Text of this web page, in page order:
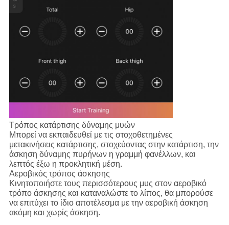
Τρόπος κατάρτισης δύναμης μυών
Μπορεί να εκπαιδευθεί με τις στοχοθετημένες
μετακινήσεις κατάρτισης, στοχεύοντας στην κατάρτιση, την
άσκηση δύναμης πυρήνων η γραμμή φανέλλων, και
λεπτός έξω η προκλητική μέση.
Αεροβικός τρόπος άσκησης
Κινητοποιήστε τους περισσότερους μυς στον αεροβικό
τρόπο άσκησης και καταναλώστε το λίπος, θα μπορούσε
να επιτύχει το ίδιο αποτέλεσμα με την αεροβική άσκηση
ακόμη και χωρίς άσκηση.